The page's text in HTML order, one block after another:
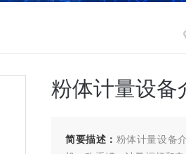
粉体计量设备
简要描述： 粉体计量设备